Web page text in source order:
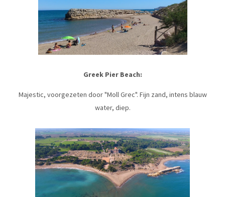
Greek Pier Beach:
Majestic, voorgezeten door "Moll Grec". Fijn zand, intens blauw
water, diep.